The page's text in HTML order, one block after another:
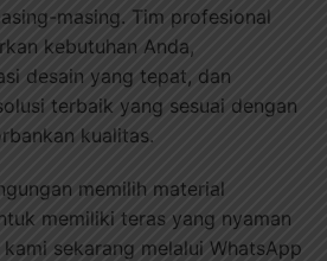
masing. Tim profesional
kebutuhan Anda,
desain yang tepat, dan
terbaik yang sesuai dengan
kualitas.
memilih material
memiliki teras yang nyaman
sekarang melalui WhatsApp